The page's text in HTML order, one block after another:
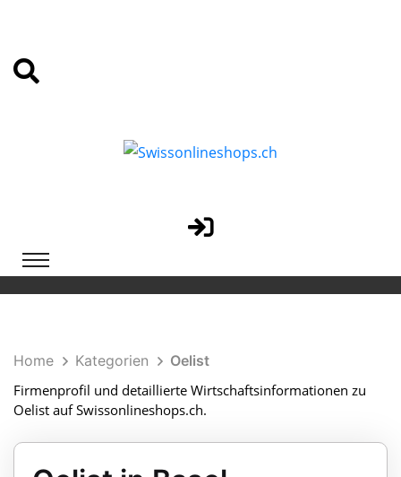
Home Kategorien
Oelist
Firmenprofil und detaillierte Wirtschaftsinformationen zu
Oelist auf Swissonlineshops.ch.